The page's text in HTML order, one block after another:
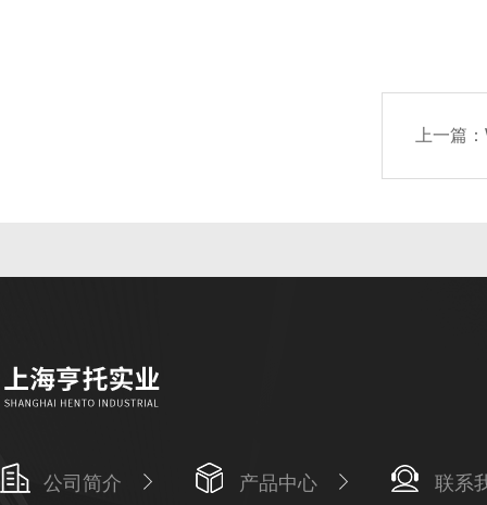
上一篇：
公司简介 产品中心 联系